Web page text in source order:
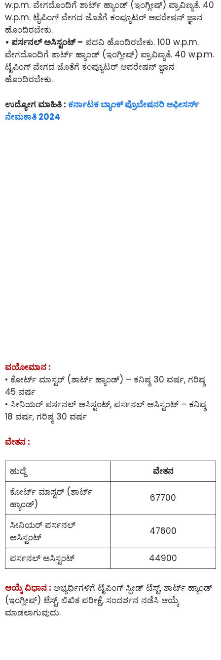
w.p.m. ವೇಗದೊಂದಿಗೆ ಶಾರ್ಟ್ ಹ್ಯಾಂಡ್ (ಇಂಗ್ಲೀಷ್) ಪ್ರಾವಿಣ್ಯತೆ. 40
w.p.m. ಟೈಪಿಂಗ್ ವೇಗದ ಜೊತೆಗೆ ಕಂಪ್ಯೂಟರ್ ಆಪರೇಷನ್ ಜ್ಞಾನ
ಹೊಂದಿರಬೇಕು.
• ಪರ್ಸನಲ್ ಅಸಿಸ್ಟಂಟ್ – ಪದವಿ ಹೊಂದಿರಬೇಕು. 100 w.p.m.
ವೇಗದೊಂದಿಗೆ ಶಾರ್ಟ್ ಹ್ಯಾಂಡ್ (ಇಂಗ್ಲೀಷ್) ಪ್ರಾವಿಣ್ಯತೆ. 40 w.p.m.
ಟೈಪಿಂಗ್ ವೇಗದ ಜೊತೆಗೆ ಕಂಪ್ಯೂಟರ್ ಆಪರೇಷನ್ ಜ್ಞಾನ
ಹೊಂದಿರಬೇಕು.
ಉದ್ಯೋಗ ಮಾಹಿತಿ : ಕರ್ನಾಟಕ ಬ್ಯಾಂಕ್ ಪ್ರೊಬೇಷನರಿ ಆಫೀಸರ್ಸ್
ನೇಮಕಾತಿ 2024
ವಯೋಮಾನ :
• ಕೋರ್ಟ್ ಮಾಸ್ಟರ್ (ಶಾರ್ಟ್ ಹ್ಯಾಂಡ್) – ಕನಿಷ್ಠ 30 ವರ್ಷ, ಗರಿಷ್ಠ
45 ವರ್ಷ
• ಸೀನಿಯರ್ ಪರ್ಸನಲ್ ಅಸಿಸ್ಟಂಟ್, ಪರ್ಸನಲ್ ಅಸಿಸ್ಟಂಟ್ – ಕನಿಷ್ಠ
18 ವರ್ಷ, ಗರಿಷ್ಠ 30 ವರ್ಷ
ವೇತನ :
ಹುದ್ದೆ
ವೇತನ
ಕೋರ್ಟ್ ಮಾಸ್ಟರ್ (ಶಾರ್ಟ್
ಹ್ಯಾಂಡ್)
67700
ಸೀನಿಯರ್ ಪರ್ಸನಲ್
ಅಸಿಸ್ಟಂಟ್
47600
ಪರ್ಸನಲ್ ಅಸಿಸ್ಟಂಟ್ 44900
ಆಯ್ಕೆ ವಿಧಾನ : ಅಭ್ಯರ್ಥಿಗಳಿಗೆ ಟೈಪಿಂಗ್ ಸ್ಪೀಡ್ ಟೆಸ್ಟ್, ಶಾರ್ಟ್ ಹ್ಯಾಂಡ್
(ಇಂಗ್ಲೀಷ್) ಟೆಸ್ಟ್, ಲಿಖಿತ ಪರೀಕ್ಷೆ, ಸಂದರ್ಶನ ನಡೆಸಿ ಆಯ್ಕೆ
ಮಾಡಲಾಗುವುದು.